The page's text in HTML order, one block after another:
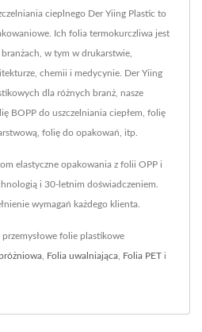
cieplnego Der Yiing Plastic to
Ich folia termokurczliwa jest
w tym w drukarstwie,
chemii i medycynie. Der Yiing
dla różnych branż, nasze
BOPP do uszczelniania ciepłem, folię
folię do opakowań, itp.
elastyczne opakowania z folii OPP i
i 30-letnim doświadczeniem.
wymagań każdego klienta.
folie plastikowe
Folia uwalniająca Folia PET i